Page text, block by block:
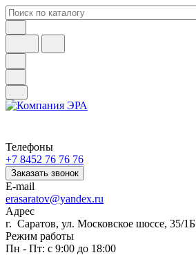
Телефоны
+7 8452 76 76 76
Заказать звонок
E-mail
erasaratov@yandex.ru
Адрес
г. Саратов, ул. Московское шоссе, 35/1Б
Режим работы
Пн - Пт: с 9:00 до 18:00